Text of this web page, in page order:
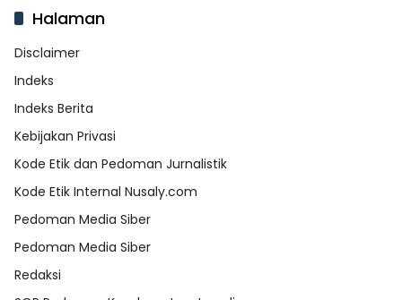
Halaman
Disclaimer
Indeks
Indeks Berita
Kebijakan Privasi
Kode Etik dan Pedoman Jurnalistik
Kode Etik Internal Nusaly.com
Pedoman Media Siber
Pedoman Media Siber
Redaksi